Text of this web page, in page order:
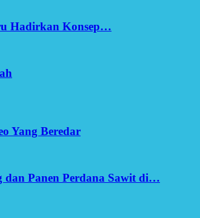
Hadirkan Konsep…
Yang Beredar
dan Panen Perdana Sawit di…